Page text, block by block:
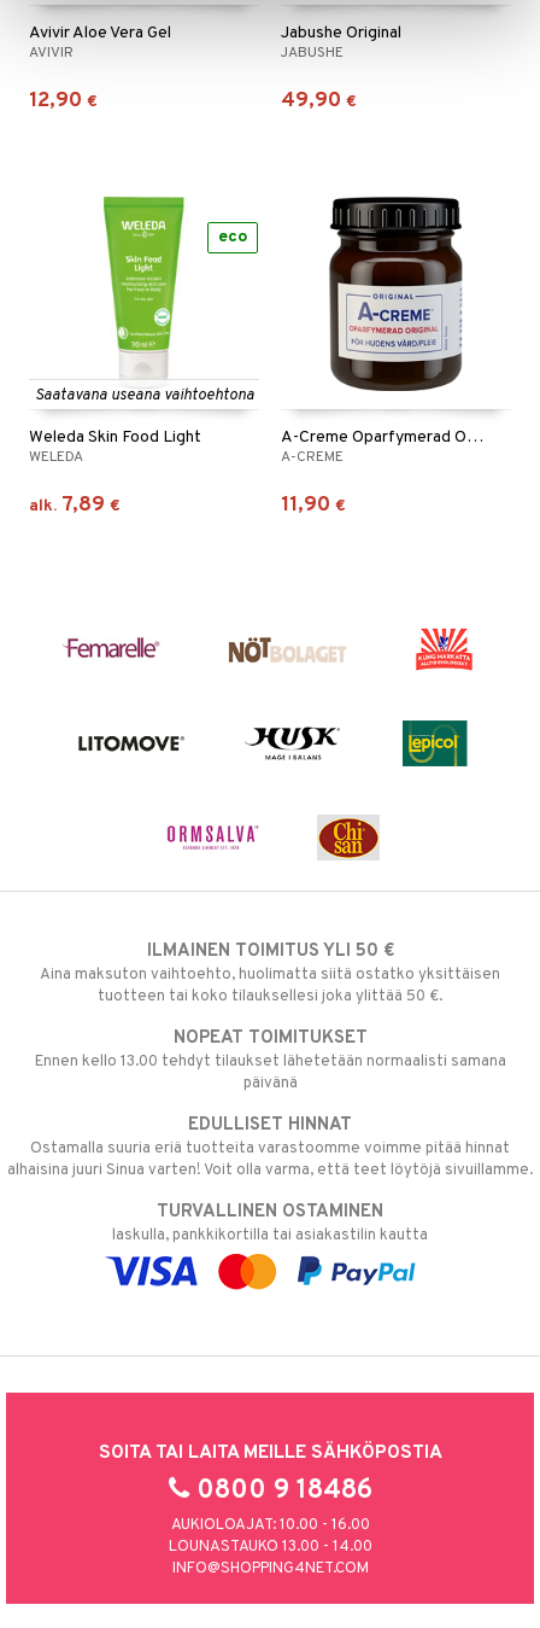
Avivir Aloe Vera Gel
AVIVIR
12,90 €
Jabushe Original
JABUSHE
49,90 €
Saatavana useana vaihtoehtona
Weleda Skin Food Light
WELEDA
alk. 7,89 €
eco
A-Creme Oparfymerad Original
A-CREME
11,90 €
ILMAINEN TOIMITUS YLI 50 €
Aina maksuton vaihtoehto, huolimatta siitä ostatko yksittäisen
tuotteen tai koko tilauksellesi joka ylittää 50 €.
NOPEAT TOIMITUKSET
Ennen kello 13.00 tehdyt tilaukset lähetetään normaalisti samana
päivänä
EDULLISET HINNAT
Ostamalla suuria eriä tuotteita varastoomme voimme pitää hinnat
alhaisina juuri Sinua varten! Voit olla varma, että teet löytöjä sivuillamme.
TURVALLINEN OSTAMINEN
laskulla, pankkikortilla tai asiakastilin kautta
SOITA TAI LAITA MEILLE SÄHKÖPOSTIA
0800 9 18486
AUKIOLOAJAT: 10.00 - 16.00
LOUNASTAUKO 13.00 - 14.00
INFO@SHOPPING4NET.COM